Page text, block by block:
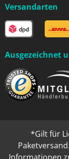
Versandarten
Ausgezeichnet
*Gilt für